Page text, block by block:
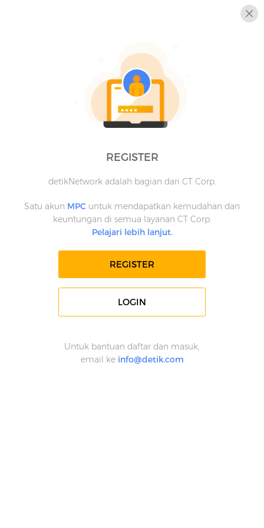
REGISTER
detikNetwork adalah bagian dari CT Corp.
Satu akun MPC untuk mendapatkan kemudahan dan
keuntungan di semua layanan CT Corp.
Pelajari lebih lanjut.
REGISTER
LOGIN
Untuk bantuan daftar dan masuk,
email ke info@detik.com